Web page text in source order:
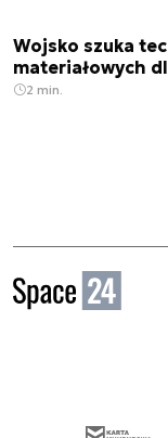
Wojsko szuka
materiałowych
2 min.